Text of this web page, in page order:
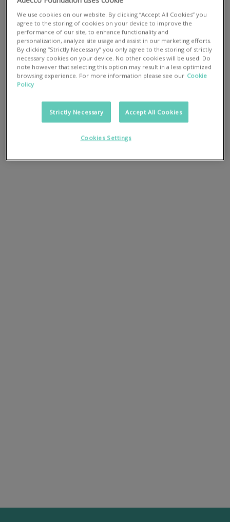
operativa di Fondazione Adecco. Motivo
per cui, il nostro bilancio sociale è
sempre aggiornato e consultabile.
We use cookies on our website. By clicking “Accept All Cookies” you
agree to the storing of cookies on your device to improve the
performance of our site, to enhance functionality and
personalization, analyze site usage and assist in our marketing efforts.
By clicking “Strictly Necessary” you only agree to the storing of strictly
necessary cookies on your device. No other cookies will be used. Do
note however that selecting this option may result in a less optimized
browsing experience. For more information please see our Cookie
Policy
Strictly Necessary Accept All Cookies
Cookies Settings